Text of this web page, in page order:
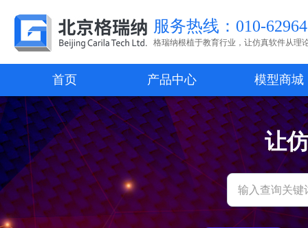
服务热线：010-
格瑞纳根植于教育行业，让仿真软件从理
首页 产品中心 模型商城
让